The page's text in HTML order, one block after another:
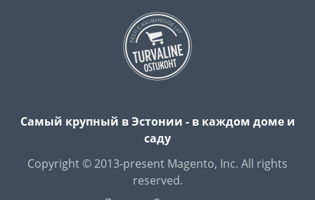
Самый крупный в Эстонии - в каждом доме и
саду
Copyright © 2013-present Magento, Inc. All rights
reserved.